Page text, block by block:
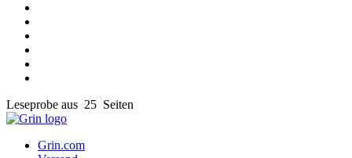
Leseprobe aus 25 Seiten
Grin.com